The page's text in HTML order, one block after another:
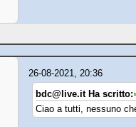
26-08-2021, 20:36
bdc@live.it Ha scritto:
Ciao a tutti, nessuno